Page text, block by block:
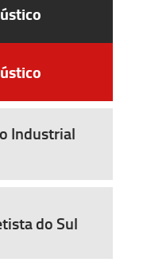
Industrial
do Sul